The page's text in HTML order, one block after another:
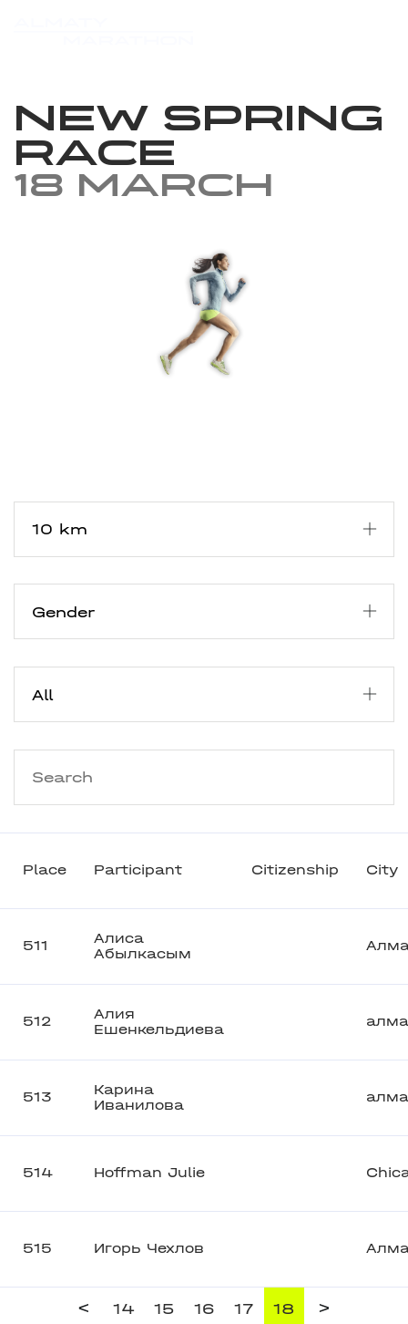
New Spring
Race
18 March
Place Participant Citizenship City
511
Алиса
Абылкасым
512
Алия
Ешенкельдиева
513
Карина
Иванилова
514 Hoffman Julie
515 Игорь Чехлов
< 14 15 16 17 18 >